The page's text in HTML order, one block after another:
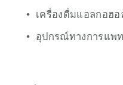
เครื่องดื่มแอลกอฮอ
อุปกรณ์ทางการแพ